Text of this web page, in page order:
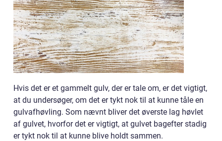
Hvis det er et gammelt gulv, der er tale om, er det vigtigt,
at du undersøger, om det er tykt nok til at kunne tåle en
gulvafhøvling. Som nævnt bliver det øverste lag høvlet
af gulvet, hvorfor det er vigtigt, at gulvet bagefter stadig
er tykt nok til at kunne blive holdt sammen.